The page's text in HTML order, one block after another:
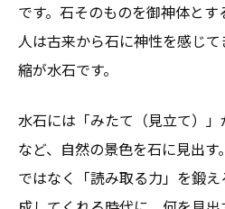
です。石そのものを御神体と
人は古来から石に神性を感じ
縮が水石です。
水石には「みたて（見立て）
など、自然の景色を石に見出す
ではなく「読み取る力」を鍛